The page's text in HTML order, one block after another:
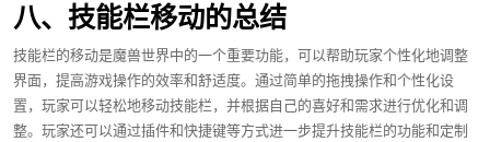
八、技能栏移动的总结
技能栏的移动是魔兽世界中的一个重要功能，可以帮助玩家个性化地调整
界面，提高游戏操作的效率和舒适度。通过简单的拖拽操作和个性化设
置，玩家可以轻松地移动技能栏，并根据自己的喜好和需求进行优化和调
整。玩家还可以通过插件和快捷键等方式进一步提升技能栏的功能和定制